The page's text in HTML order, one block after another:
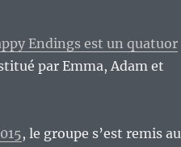
Endings est un quatuor
par Emma, Adam et
, le groupe s’est remis au